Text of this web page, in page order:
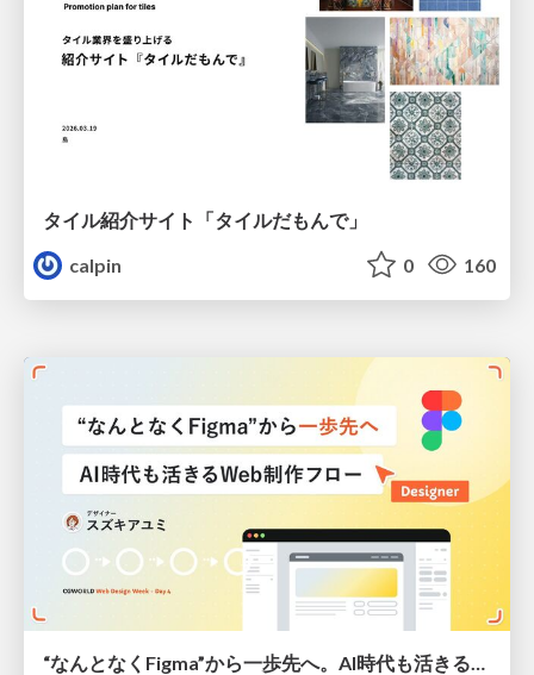
タイル紹介サイト「タイルだもんで」
calpin
0 160
“なんとなくFigma”から一歩先へ。AI時代も活きるWeb制作フロー